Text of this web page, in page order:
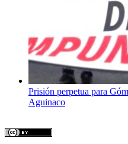
Prisión perpetua para
Aguinaco